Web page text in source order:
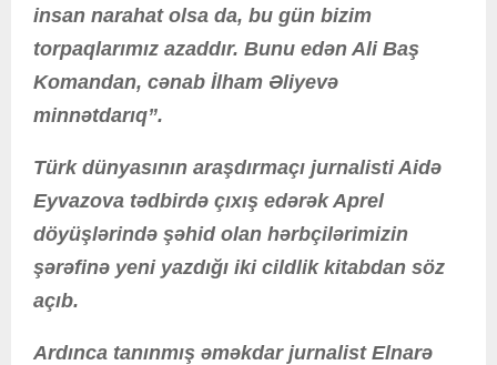
insan narahat olsa da, bu gün bizim
torpaqlarımız azaddır. Bunu edən Ali Baş
Komandan, cənab İlham Əliyevə
minnətdarıq”.
Türk dünyasının araşdırmaçı jurnalisti Aidə
Eyvazova tədbirdə çıxış edərək Aprel
döyüşlərində şəhid olan hərbçilərimizin
şərəfinə yeni yazdığı iki cildlik kitabdan söz
açıb.
Ardınca tanınmış əməkdar jurnalist Elnarə